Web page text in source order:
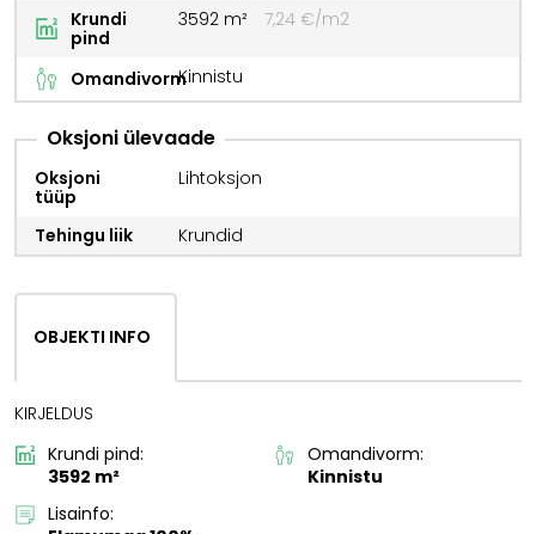
Krundi
pind
3592 m² 7,24 €/m2
OmandivormKinnistu
Oksjoni ülevaade
Oksjoni
tüüp
Lihtoksjon
Tehingu liik Krundid
OBJEKTI INFO
KIRJELDUS
Krundi pind:
3592 m²
Omandivorm:
Kinnistu
Lisainfo: